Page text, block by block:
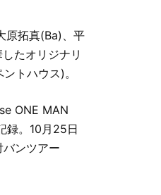
原拓真(Ba)、平
たオリジナリ
トハウス)。
ONE MAN
録。10月25日
ンツアー